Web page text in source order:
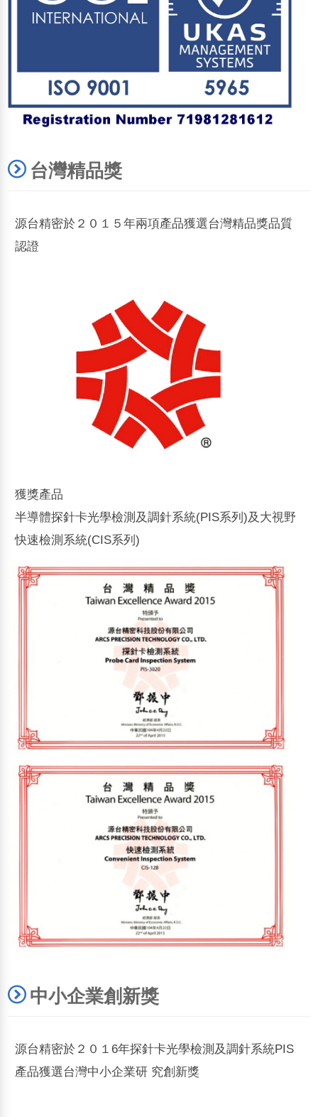
台灣精品獎
源台精密於２０１５年兩項產品獲選台灣精品獎品質
認證
獲獎產品
半導體探針卡光學檢測及調針系統(PIS系列)及大視野
快速檢測系統(CIS系列)
中小企業創新獎
源台精密於２０１6年探針卡光學檢測及調針系統PIS
產品獲選台灣中小企業研 究創新獎